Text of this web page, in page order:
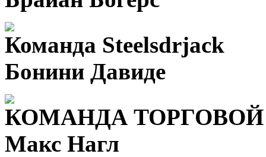
Команда Steelsdrjack
Бонини Давиде
КОМАНДА
Макс Нагл